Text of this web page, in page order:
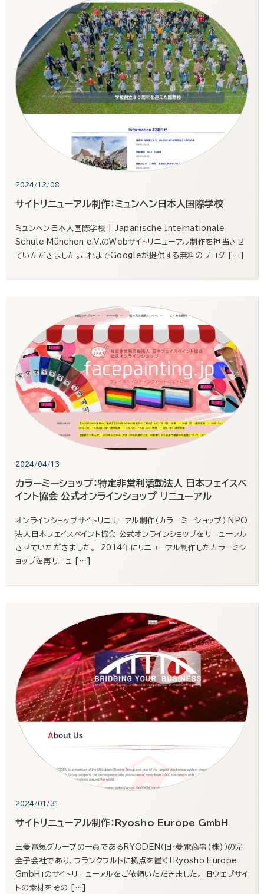
2024/12/08
サイトリニューアル制作：ミュンヘン日本人国際学校
ミュンヘン日本人国際学校 | Japanische Internationale
Schule München e.V.のWebサイトリニューアル制作を担当させ
ていただきました。これまでGoogleが提供する無料のブログ […]
2024/04/13
カラーミーショップ：特定非営利活動法人 日本フェイスペ
イント協会 公式オンラインショップ リニューアル
オンラインショップサイトリニューアル制作（カラーミーショップ） NPO
法人日本フェイスペイント協会 公式オンラインショップをリニューアル
させていただきました。 2014年にリニューアル制作したカラーミシ
ョップを再リニュ […]
2024/01/31
サイトリニューアル制作：Ryosho Europe GmbH
三菱電気グループの一員であるRYODEN（旧・菱電商事(株)）の完
全子会社であり、フランクフルトに拠点を置く「Ryosho Europe
GmbH」のサイトリニューアルをご依頼いただきました。 旧ウェブサイ
トの素材をその […]